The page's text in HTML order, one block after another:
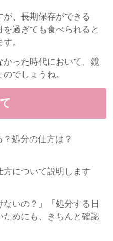
、長期保存ができる
過ぎても食べられると
。
かった時代において、鏡
でしょうね。
方について説明します
ないの？」「処分する日
ためにも、きちんと確認